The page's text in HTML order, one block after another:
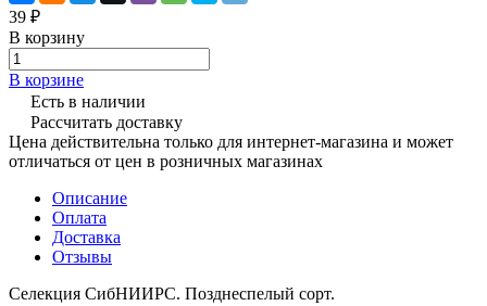
39 ₽
В корзину
В корзине
Есть в наличии
Рассчитать доставку
Цена действительна только для интернет-магазина и может
отличаться от цен в розничных магазинах
Описание
Оплата
Доставка
Отзывы
Селекция СибНИИРС. Позднеспелый сорт.